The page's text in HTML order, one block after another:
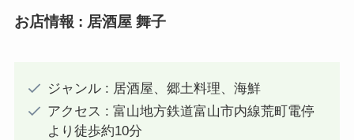
お店情報 : 居酒屋 舞子
ジャンル : 居酒屋、郷土料理、海鮮
アクセス : 富山地方鉄道富山市内線荒町電停
より徒歩約10分